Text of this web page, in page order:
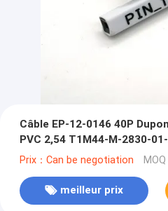
Câble EP-12-0146 40P
PVC 2,54 T1M44-M-2830-
Prix：Can be negotiation
meilleur prix